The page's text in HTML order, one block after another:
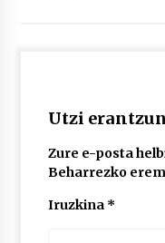
Utzi
Zure e-posta
Beharrezko
Iruzkina *